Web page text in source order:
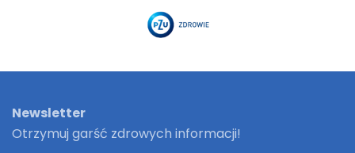
Newsletter
Otrzymuj garść zdrowych informacji!